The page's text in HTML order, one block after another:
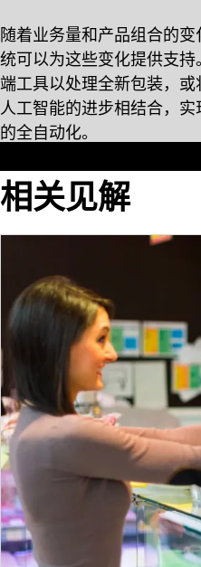
随着业务量和产品组合的
统可以为这些变化提供支
端工具以处理全新包装，
人工智能的进步相结合，
的全自动化。
相关见解